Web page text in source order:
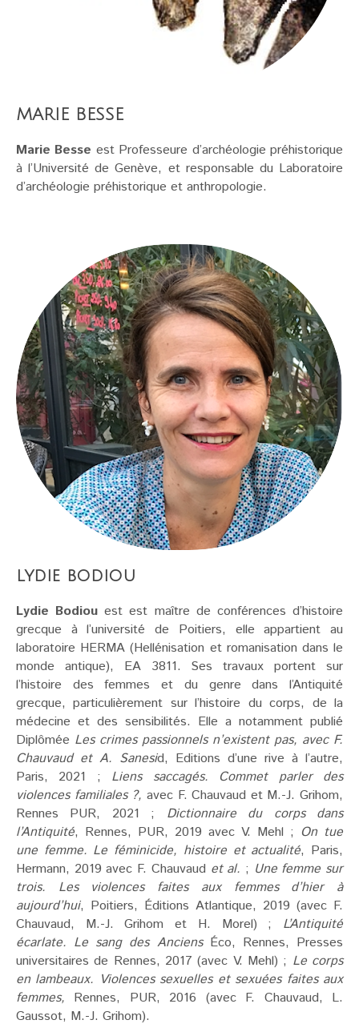
MARIE BESSE
Marie Besse est Professeure d’archéologie préhistorique
à l’Université de Genève, et responsable du Laboratoire
d’archéologie préhistorique et anthropologie.
lydie bodiou
Lydie Bodiou est est maître de conférences d’histoire
grecque à l’université de Poitiers, elle appartient au
laboratoire HERMA (Hellénisation et romanisation dans le
monde antique), EA 3811. Ses travaux portent sur
l’histoire des femmes et du genre dans l’Antiquité
grecque, particulièrement sur l’histoire du corps, de la
médecine et des sensibilités. Elle a notamment publié
Diplômée Les crimes passionnels n’existent pas, avec F.
Chauvaud et A. Sanesid, Editions d’une rive à l’autre,
Paris, 2021 ; Liens saccagés. Commet parler des
violences familiales ?, avec F. Chauvaud et M.-J. Grihom,
Rennes PUR, 2021 ; Dictionnaire du corps dans
l’Antiquité, Rennes, PUR, 2019 avec V. Mehl ; On tue
une femme. Le féminicide, histoire et actualité, Paris,
Hermann, 2019 avec F. Chauvaud et al. ; Une femme sur
trois. Les violences faites aux femmes d’hier à
aujourd’hui, Poitiers, Éditions Atlantique, 2019 (avec F.
Chauvaud, M.-J. Grihom et H. Morel) ; L’Antiquité
écarlate. Le sang des Anciens Éco, Rennes, Presses
universitaires de Rennes, 2017 (avec V. Mehl) ; Le corps
en lambeaux. Violences sexuelles et sexuées faites aux
femmes, Rennes, PUR, 2016 (avec F. Chauvaud, L.
Gaussot, M.-J. Grihom).